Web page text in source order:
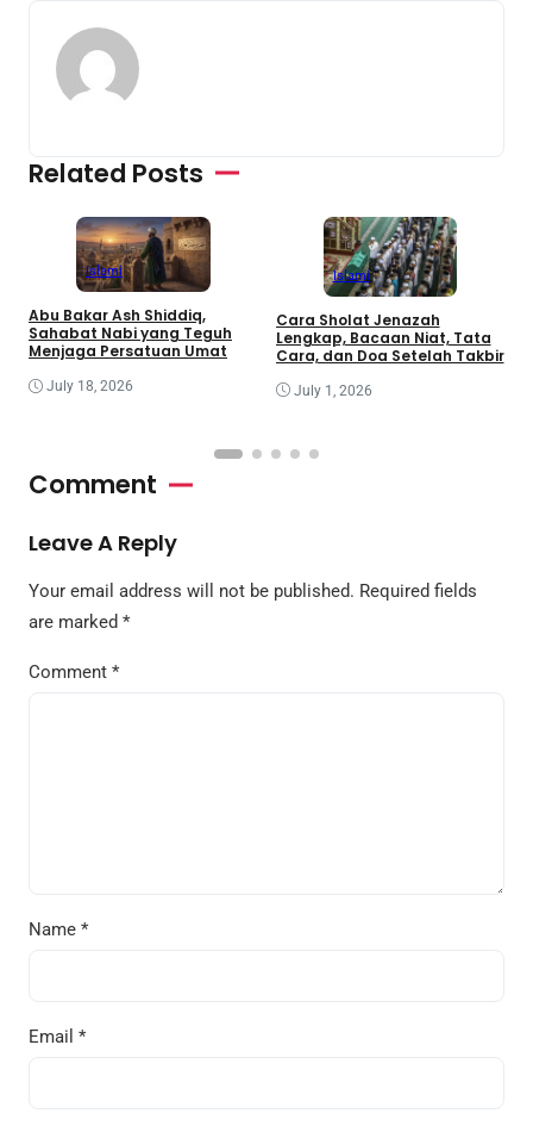
Related Posts
Islami
Abu Bakar Ash Shiddiq,
Sahabat Nabi yang Teguh
Menjaga Persatuan Umat
July 18, 2026
Islami
Cara Sholat Jenazah
Lengkap, Bacaan Niat, Tata
Cara, dan Doa Setelah Takbir
July 1, 2026
Comment
Leave A Reply
Your email address will not be published. Required fields
are marked *
Comment *
Name *
Email *